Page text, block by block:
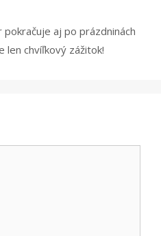
pokračuje aj po prázdninách
len chvíľkový zážitok!